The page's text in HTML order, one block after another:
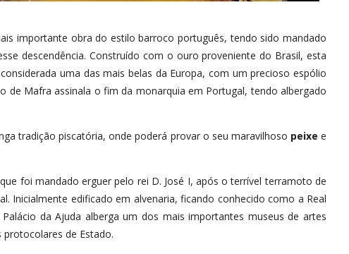
importante obra do estilo barroco português, tendo sido mandado
descendência. Construído com o ouro proveniente do Brasil, esta
uma das mais belas da Europa, com um precioso espólio
Mafra assinala o fim da monarquia em Portugal, tendo albergado
tradição piscatória, onde poderá provar o seu maravilhoso peixe e
foi mandado erguer pelo rei D. José I, após o terrível terramoto de
Inicialmente edificado em alvenaria, ficando conhecido como a Real
da Ajuda alberga um dos mais importantes museus de artes
de Estado.